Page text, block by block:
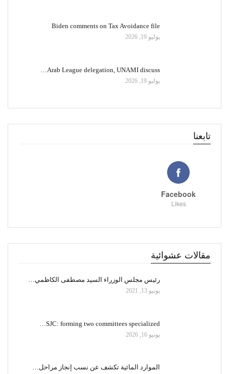
Biden comments on Tax Avoidance file
يوليو 19, 2026
Arab League delegation, UNAMI discuss…
يوليو 19, 2026
تابعنا
Facebook
Likes
مقالات عشوائية
رئيس مجلس الوزراء السيد مصطفى الكاظمي…
يونيو 13, 2021
SJC: forming two committees specialized…
يونيو 16, 2026
الموارد المائية تكشف عن نسب إنجاز مراحل…